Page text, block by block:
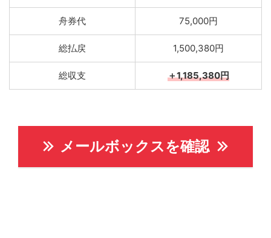
舟券代 75,000円
総払戻 1,500,380円
総収支 ＋1,185,380円
メールボックスを確認